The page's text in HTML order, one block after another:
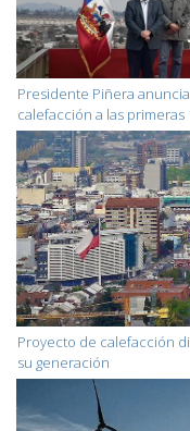
Presidente Piñera
calefacción a las
Proyecto de calefacción
su generación